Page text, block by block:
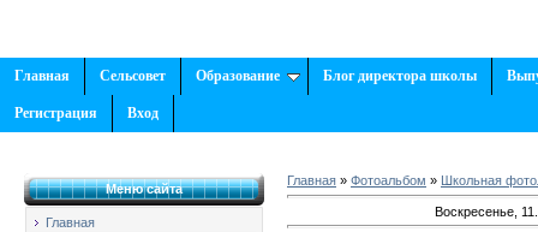
Главная Сельсовет Образование Блог директора школы
Регистрация Вход
Меню сайта
Главная
Главная » Фотоальбом » Школьная
Воскресенье,